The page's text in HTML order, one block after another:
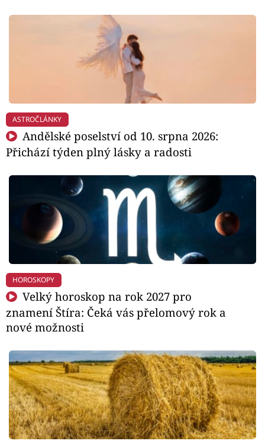
ASTROČLÁNKY
Andělské poselství od 10. srpna 2026:
Přichází týden plný lásky a radosti
HOROSKOPY
Velký horoskop na rok 2027 pro
znamení Štíra: Čeká vás přelomový rok a
nové možnosti